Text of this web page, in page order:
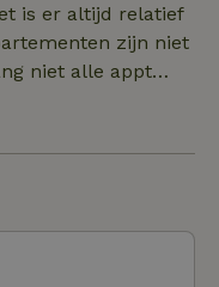
worden
9,50
per hond.
is er altijd relatief
zijn niet
niet alle appt
is vrij rustig .Het
zowel naar het
polder. Fietsen
straatje. Dus geen
parkeerplaats